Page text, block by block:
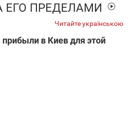
ЕГО ПРЕДЕЛАМИ
Читайте українською
в Киев для этой